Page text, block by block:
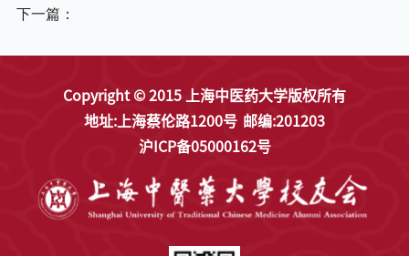
下一篇：
Copyright © 2015 上海中医药大学版权所有
地址:上海蔡伦路1200号 邮编:201203
沪ICP备05000162号